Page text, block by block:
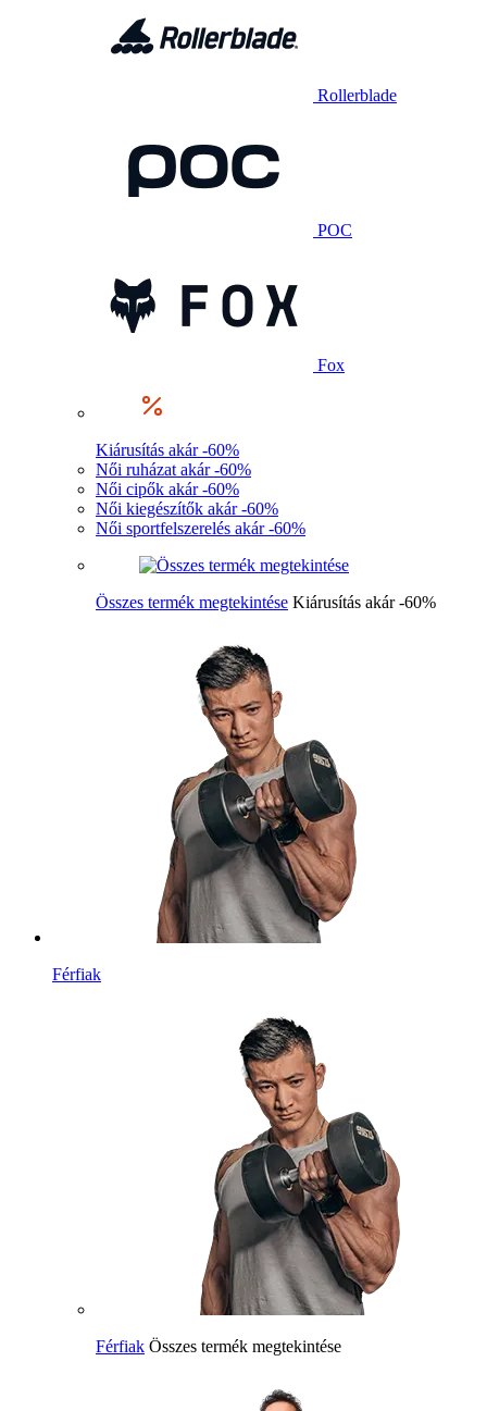
Rollerblade
POC
Fox
Kiárusítás akár -60%
Női ruházat akár -60%
Női cipők akár -60%
Női kiegészítők akár -60%
Női sportfelszerelés akár -60%
Összes termék megtekintése Kiárusítás akár -60%
Férfiak
Férfiak Összes termék megtekintése